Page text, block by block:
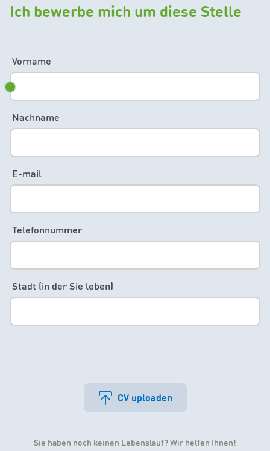
Ich bewerbe mich um diese Stelle
Nachname
Vorname
E-mail
Telefonnummer
Stadt (in der Sie leben)
CV uploaden
Sie haben noch keinen Lebenslauf? Wir helfen Ihnen!